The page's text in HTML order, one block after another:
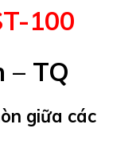
100
– TQ
giữa các